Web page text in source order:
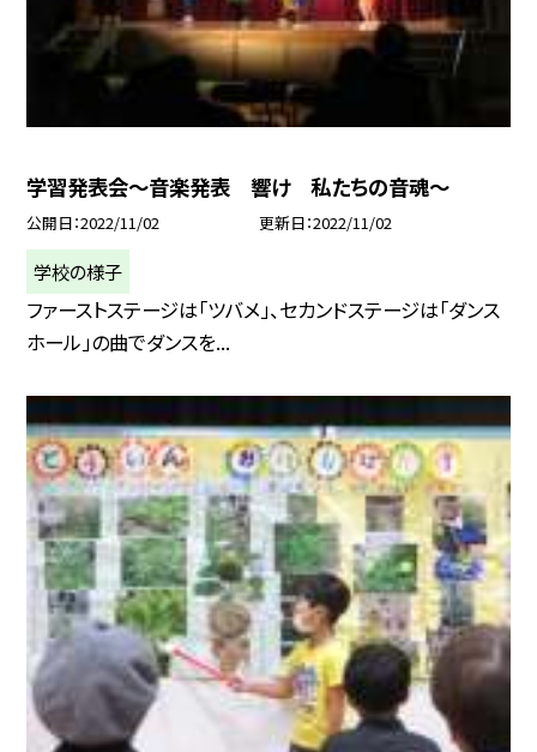
学習発表会〜音楽発表 響け 私たちの音魂〜
公開日 2022/11/02 更新日 2022/11/02
学校の様子
ファーストステージは「ツバメ」、セカンドステージは「ダンス
ホール」の曲でダンスを...